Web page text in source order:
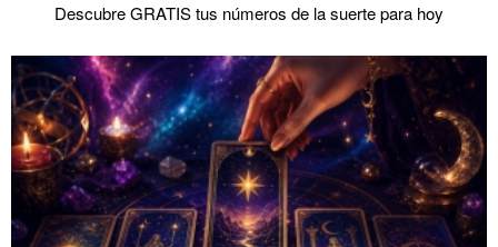
Descubre GRATIS tus números de la suerte para hoy